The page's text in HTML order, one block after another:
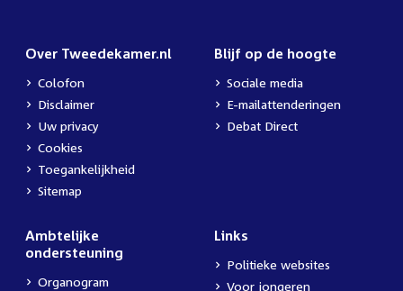
Over Tweedekamer.nl
Colofon
Disclaimer
Uw privacy
Cookies
Toegankelijkheid
Sitemap
Blijf op de hoogte
Sociale media
E-mailattenderingen
Debat Direct
Ambtelijke
ondersteuning
Organogram
Links
Politieke websites
Voor jongeren